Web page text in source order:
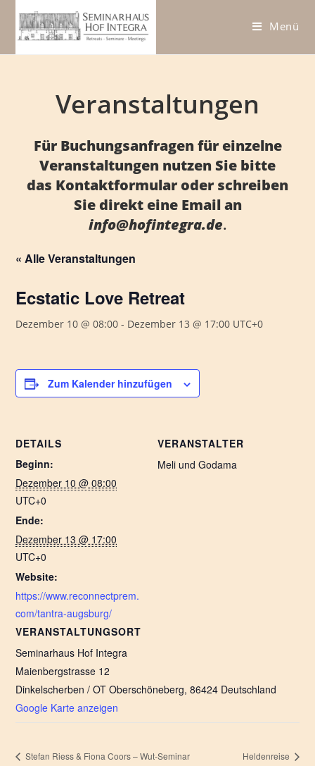
Inhalt
springen
Menü
Veranstaltungen
Für Buchungsanfragen für einzelne
Veranstaltungen nutzen Sie bitte
das Kontaktformularoder schreiben
Sie direkt eine Email an
info@hofintegra.de.
« Alle Veranstaltungen
Ecstatic Love Retreat
Dezember 10 @ 08:00 - Dezember 13 @ 17:00 UTC+0
Zum Kalender hinzufügen
DETAILS
Beginn:
Dezember 10 @ 08:00
UTC+0
Ende:
Dezember 13 @ 17:00
UTC+0
Website:
https://www.reconnectprem.
com/tantra-augsburg/
VERANSTALTUNGSORT
Seminarhaus Hof Integra
Maienbergstrasse 12
Dinkelscherben / OT Oberschöneberg, 86424 Deutschland
Google Karte anzeigen
VERANSTALTER
Meli und Godama
Stefan Riess & Fiona Coors – Wut-Seminar Heldenreise